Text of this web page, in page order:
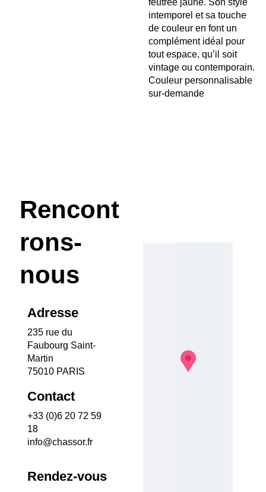
feutrée jaune. Son style
intemporel et sa touche
de couleur en font un
complément idéal pour
tout espace, qu’il soit
vintage ou contemporain.
Couleur personnalisable
sur-demande
Rencont
rons-
nous
Adresse
235 rue du
Faubourg Saint-
Martin
75010 PARIS
Contact
+33 (0)6 20 72 59
18
info@chassor.fr
Rendez-vous